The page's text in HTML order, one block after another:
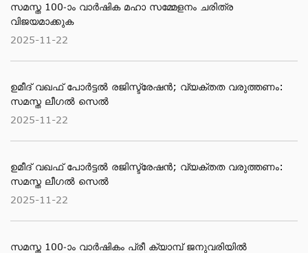
സമസ്ത 100-ാം വാര്‍ഷിക മഹാ സമ്മേളനം ചരിത്ര
വിജയമാക്കുക
2025-11-22
ഉമീദ് വഖഫ് പോർട്ടൽ രജിസ്ട്രേഷൻ; വ്യക്തത വരുത്തണം:
സമസ്ത ലീഗൽ സെൽ
2025-11-22
ഉമീദ് വഖഫ് പോർട്ടൽ രജിസ്ട്രേഷൻ; വ്യക്തത വരുത്തണം:
സമസ്ത ലീഗൽ സെൽ
2025-11-22
സമസ്ത 100-ാം വാര്‍ഷികം പ്രീ ക്യാമ്പ് ജനുവരിയില്‍